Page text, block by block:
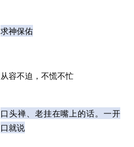
求神保佑
从容不迫，不慌不忙
口头禅、老挂在嘴上的话。一开
口就说